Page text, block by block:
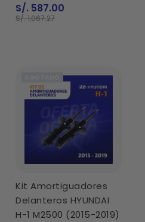
Precio
de
S/. 587.00
Precio
S/. 1,067.27
Kit Amortiguadores
Delanteros HYUNDAI
H-1 M2500 (2015-2019)